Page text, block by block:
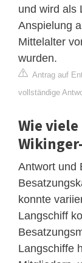
und wird als
Anspielung
Mittelalter
wurden.
Antrag auf
vollständige
Wie
Antwort und
konnte
Langschiff
Langschiffe